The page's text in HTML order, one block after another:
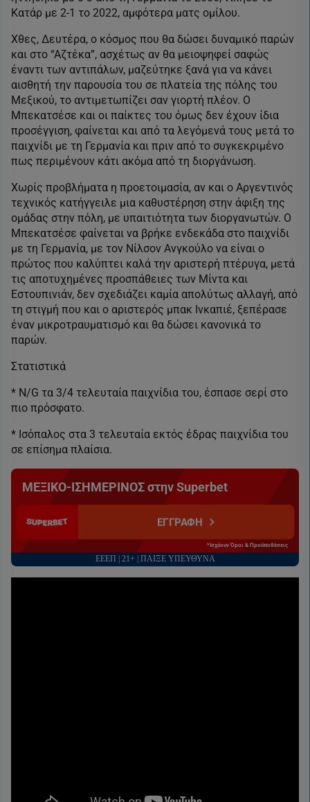
Κατάρ με 2-1 το 2022, αμφότερα ματς ομίλου.
Χθες, Δευτέρα, ο κόσμος που θα δώσει δυναμικό παρών
και στο “Αζτέκα”, ασχέτως αν θα μειοψηφεί σαφώς
έναντι των αντιπάλων, μαζεύτηκε ξανά για να κάνει
αισθητή την παρουσία του σε πλατεία της πόλης του
Μεξικού, το αντιμετωπίζει σαν γιορτή πλέον. Ο
Μπεκατσέσε και οι παίκτες του όμως δεν έχουν ίδια
προσέγγιση, φαίνεται και από τα λεγόμενά τους μετά το
παιχνίδι με τη Γερμανία και πριν από το συγκεκριμένο
πως περιμένουν κάτι ακόμα από τη διοργάνωση.
Χωρίς προβλήματα η προετοιμασία, αν και ο Αργεντινός
τεχνικός κατήγγειλε μια καθυστέρηση στην άφιξη της
ομάδας στην πόλη, με υπαιτιότητα των διοργανωτών. Ο
Μπεκατσέσε φαίνεται να βρήκε ενδεκάδα στο παιχνίδι
με τη Γερμανία, με τον Νίλσον Ανγκούλο να είναι ο
πρώτος που καλύπτει καλά την αριστερή πτέρυγα, μετά
τις αποτυχημένες προσπάθειες των Μίντα και
Εστουπινιάν, δεν σχεδιάζει καμία απολύτως αλλαγή, από
τη στιγμή που και ο αριστερός μπακ Ινκαπιέ, ξεπέρασε
έναν μικροτραυματισμό και θα δώσει κανονικά το
παρών.
Στατιστικά
* N/G τα 3/4 τελευταία παιχνίδια του, έσπασε σερί στο
πιο πρόσφατο.
* Ισόπαλος στα 3 τελευταία εκτός έδρας παιχνίδια του
σε επίσημα πλαίσια.
ΜΕΞΙΚΟ-ΙΣΗΜΕΡΙΝΟΣ στην Superbet
ΕΓΓΡΑΦΗ
*Ισχύουν Όροι & Προϋποθέσεις
ΕΕΕΠ | 21+ | ΠΑΙΞΕ ΥΠΕΥΘΥΝΑ